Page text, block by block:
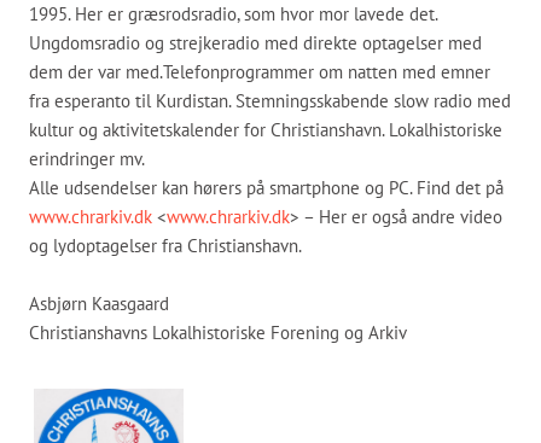
1995. Her er græsrodsradio, som hvor mor lavede det.
Ungdomsradio og strejkeradio med direkte optagelser med
dem der var med.Telefonprogrammer om natten med emner
fra esperanto til Kurdistan. Stemningsskabende slow radio med
kultur og aktivitetskalender for Christianshavn. Lokalhistoriske
erindringer mv.
Alle udsendelser kan hørers på smartphone og PC. Find det på
www.chrarkiv.dk <www.chrarkiv.dk> – Her er også andre video
og lydoptagelser fra Christianshavn.
Asbjørn Kaasgaard
Christianshavns Lokalhistoriske Forening og Arkiv